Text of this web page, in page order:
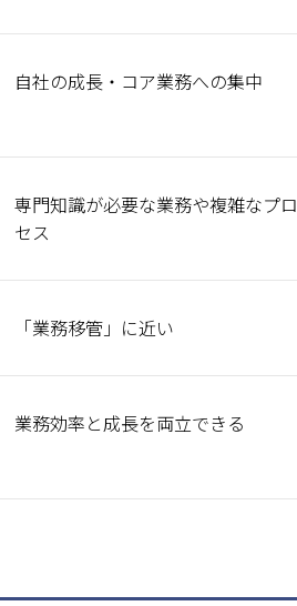
自社の成長・コア業務への集中
専門知識が必要な業務や複雑なプロ
セス
「業務移管」に近い
業務効率と成長を両立できる